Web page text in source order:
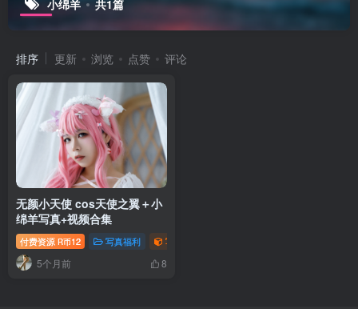
小绵羊 共1篇
排序 更新 浏览 点赞 评论
无颜小天使 cos天使之翼＋小
绵羊写真+视频合集
付费资源 R币12 写真福利 写真视频专题
5个月前 8